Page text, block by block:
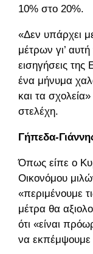
10% στο 20%.
«Δεν υπάρχει
μέτρων γι’
εισηγήσεις
ένα μήνυμα
και τα
στελέχη.
Γήπεδα-
Όπως είπε ο
Οικονόμου
«περιμένουμε
μέτρα θα
ότι «είναι
να εκπέμψουμε